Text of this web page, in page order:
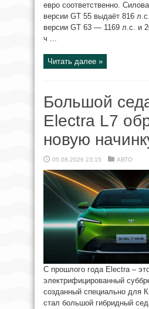
евро соответственно.
версии GT 55 выдаёт 816
версии GT 63 — 1169 л.с. и
ч ...
Читать далее »
Большой
Electra L7
новую
05.08.2026 23:15 АВТО
С прошлого года Electra –
электрифицированный
созданный специально для
стал большой гибридный